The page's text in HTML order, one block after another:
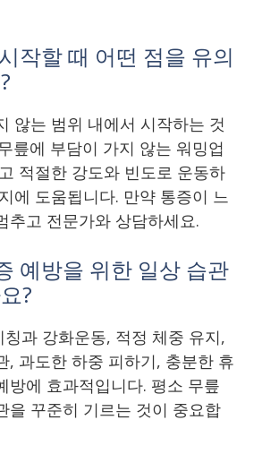
작할 때 어떤 점을 유의
않는 범위 내에서 시작하는 것
릎에 부담이 가지 않는 워밍업
적절한 강도와 빈도로 운동하
에 도움됩니다. 만약 통증이 느
추고 전문가와 상담하세요.
예방을 위한 일상 습관
?
과 강화운동, 적정 체중 유지,
, 과도한 하중 피하기, 충분한 휴
방에 효과적입니다. 평소 무릎
을 꾸준히 기르는 것이 중요합